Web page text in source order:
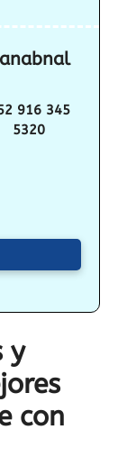
916 345
5320
y
con